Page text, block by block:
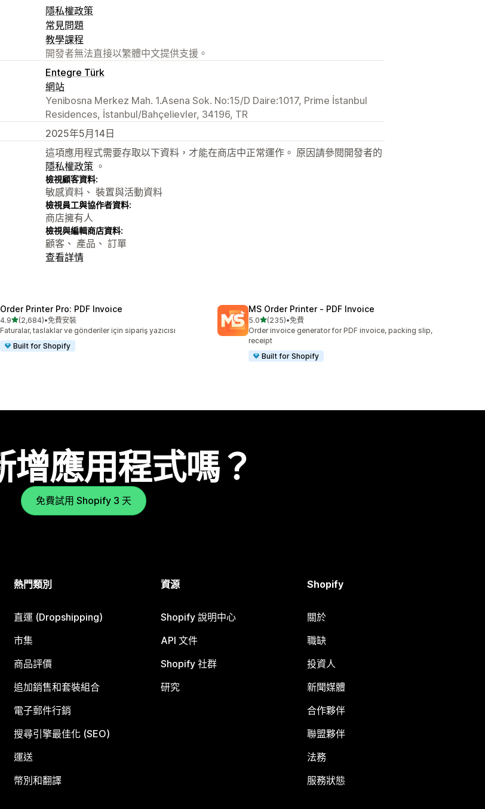
隱私權政策
常見問題
教學課程
開發者無法直接以繁體中文提供支援。
Entegre Türk
網站
Yenibosna Merkez Mah. 1.Asena Sok. No:15/D Daire:1017, Prime İstanbul
Residences, İstanbul/Bahçelievler, 34196, TR
2025年5月14日
這項應用程式需要存取以下資料，才能在商店中正常運作。 原因請參閱開發者的
隱私權政策 。
檢視顧客資料:
敏感資料、 裝置與活動資料
檢視員工與協作者資料:
商店擁有人
檢視與編輯商店資料:
顧客、 產品、 訂單
查看詳情
Order Printer Pro: PDF Invoice
4.9滿分 5 顆星
(2,684)
共有 2684 則評價
•免費安裝
Faturalar, taslaklar ve gönderiler için sipariş yazıcısı
Built for Shopify
MS Order Printer ‑ PDF Invoice
5.0滿分 5 顆星
(235)
共有 235 則評價
•免費
Order invoice generator for PDF invoice, packing slip,
receipt
Built for Shopify
增應用程式嗎？
免費試用 Shopify 3 天
熱門類別
直運 (Dropshipping)
市集
商品評價
追加銷售和套裝組合
電子郵件行銷
搜尋引擎最佳化 (SEO)
運送
幣別和翻譯
資源
Shopify 說明中心
API 文件
Shopify 社群
研究
Shopify
關於
職缺
投資人
新聞媒體
合作夥伴
聯盟夥伴
法務
服務狀態